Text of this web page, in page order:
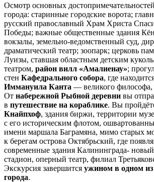
Осмотр основных
города: старинные городские ворота;
русский православный Храм Христа
Победы; важные общественные здания
вокзалы, земельно-ведомственный суд,
драматический театр; зоопарк; церковь
Луизы, ставшая областным детским
театром, район вилл «Амалиенау»;
стен Кафедрального собора, где
Иммануила Канта — великого философа,
От набережной Рыбной деревни вы
в путешествие на кораблике. Вы
Кнайпхоф, здания биржи, территории
с его историческим флотом,
имени маршала Баграмяна, мимо старых
к берегам острова Октябрьский, где
современные здания Калининграда-
стадион, оперный театр, филиал
Экскурсия завершится ужином в одном из
города.